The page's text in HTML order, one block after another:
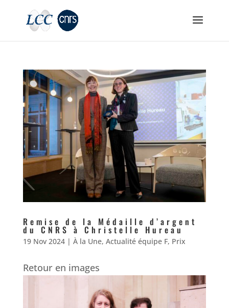
Remise de la Médaille d’argent
du CNRS à Christelle Hureau
19 Nov 2024| À la Une, Actualité équipe F, Prix
Retour en images